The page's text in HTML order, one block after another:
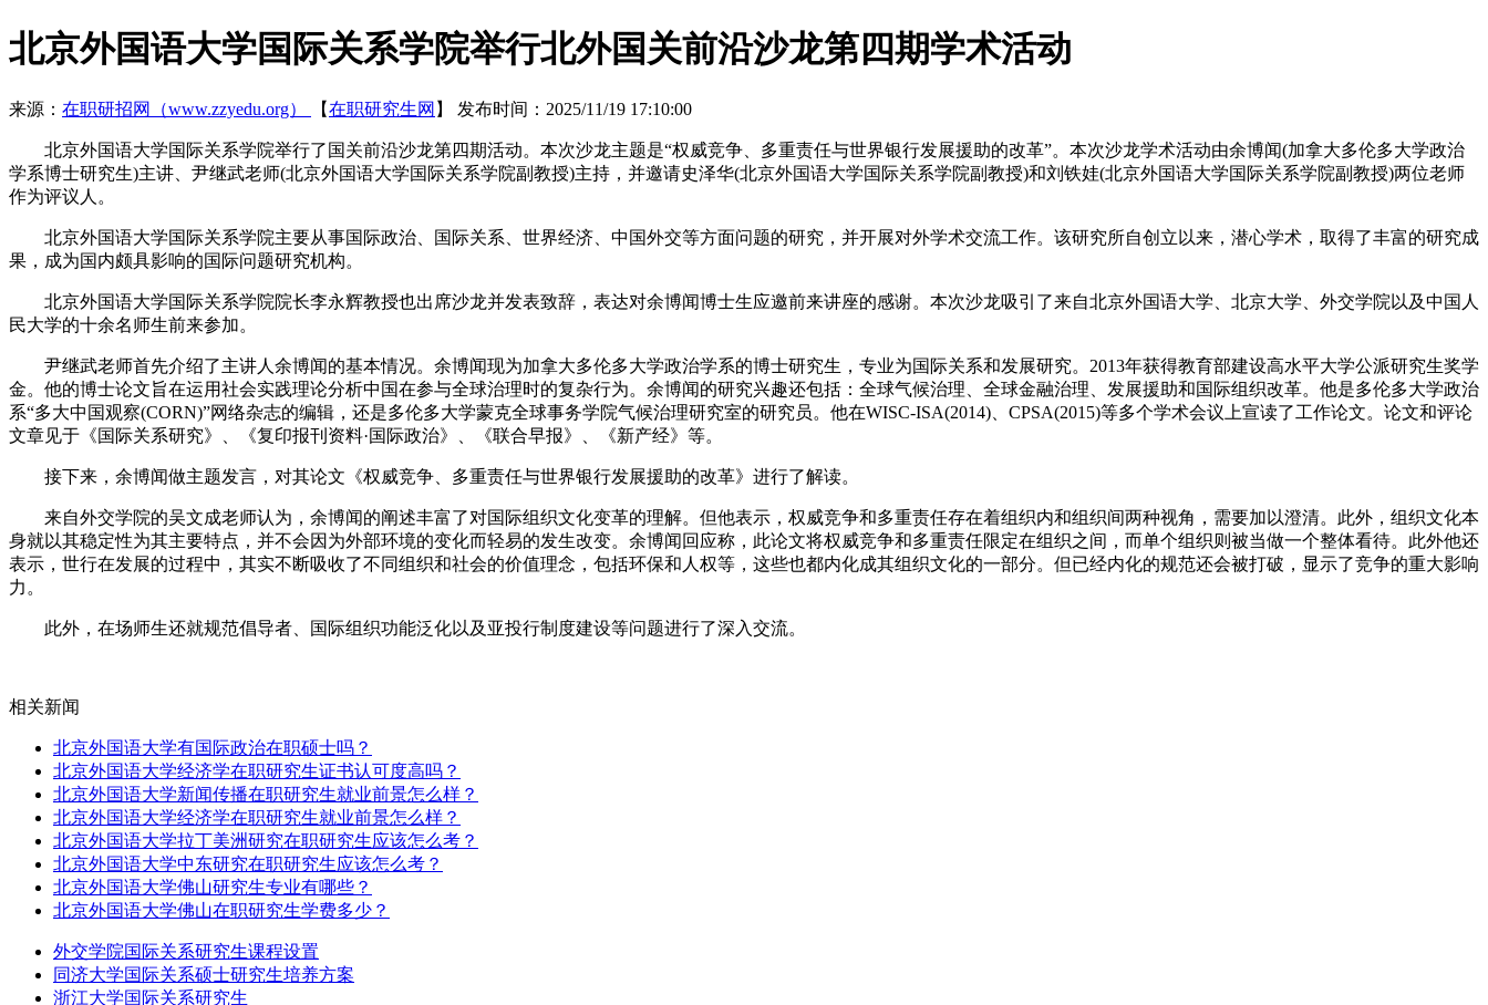
北京外国语大学国际关系学院举行北外国关前沿沙龙第四期学术活动
来源： 在职研招网（www.zzyedu.org） 【在职研究生网 】 发布时间：2025/11/19 17:10:00
北京外国语大学国际关系学院举行了国关前沿沙龙第四期活动。本次沙龙主题是“权威竞争、多重责任与世界银行发展援助的改革”。本次沙龙学术活动由余博闻(加拿大多伦多大学政治
学系博士研究生)主讲、尹继武老师(北京外国语大学国际关系学院副教授)主持，并邀请史泽华(北京外国语大学国际关系学院副教授)和刘铁娃(北京外国语大学国际关系学院副教授)两位老师
作为评议人。
北京外国语大学国际关系学院主要从事国际政治、国际关系、世界经济、中国外交等方面问题的研究，并开展对外学术交流工作。该研究所自创立以来，潜心学术，取得了丰富的研究成
果，成为国内颇具影响的国际问题研究机构。
北京外国语大学国际关系学院院长李永辉教授也出席沙龙并发表致辞，表达对余博闻博士生应邀前来讲座的感谢。本次沙龙吸引了来自北京外国语大学、北京大学、外交学院以及中国人
民大学的十余名师生前来参加。
尹继武老师首先介绍了主讲人余博闻的基本情况。余博闻现为加拿大多伦多大学政治学系的博士研究生，专业为国际关系和发展研究。2013年获得教育部建设高水平大学公派研究生奖学
金。他的博士论文旨在运用社会实践理论分析中国在参与全球治理时的复杂行为。余博闻的研究兴趣还包括：全球气候治理、全球金融治理、发展援助和国际组织改革。他是多伦多大学政治
系“多大中国观察(CORN)”网络杂志的编辑，还是多伦多大学蒙克全球事务学院气候治理研究室的研究员。他在WISC-ISA(2014)、CPSA(2015)等多个学术会议上宣读了工作论文。论文和评论
文章见于《国际关系研究》、《复印报刊资料·国际政治》、《联合早报》、《新产经》等。
接下来，余博闻做主题发言，对其论文《权威竞争、多重责任与世界银行发展援助的改革》进行了解读。
来自外交学院的吴文成老师认为，余博闻的阐述丰富了对国际组织文化变革的理解。但他表示，权威竞争和多重责任存在着组织内和组织间两种视角，需要加以澄清。此外，组织文化本
身就以其稳定性为其主要特点，并不会因为外部环境的变化而轻易的发生改变。余博闻回应称，此论文将权威竞争和多重责任限定在组织之间，而单个组织则被当做一个整体看待。此外他还
表示，世行在发展的过程中，其实不断吸收了不同组织和社会的价值理念，包括环保和人权等，这些也都内化成其组织文化的一部分。但已经内化的规范还会被打破，显示了竞争的重大影响
力。
此外，在场师生还就规范倡导者、国际组织功能泛化以及亚投行制度建设等问题进行了深入交流。
相关新闻
北京外国语大学有国际政治在职硕士吗？
​北京外国语大学经济学在职研究生证书认可度高吗？
北京外国语大学新闻传播在职研究生就业前景怎么样？
北京外国语大学经济学在职研究生就业前景怎么样？
北京外国语大学拉丁美洲研究在职研究生应该怎么考？
北京外国语大学中东研究在职研究生应该怎么考？
北京外国语大学佛山研究生专业有哪些？
北京外国语大学佛山在职研究生学费多少？
外交学院国际关系研究生课程设置
同济大学国际关系硕士研究生培养方案
浙江大学国际关系研究生